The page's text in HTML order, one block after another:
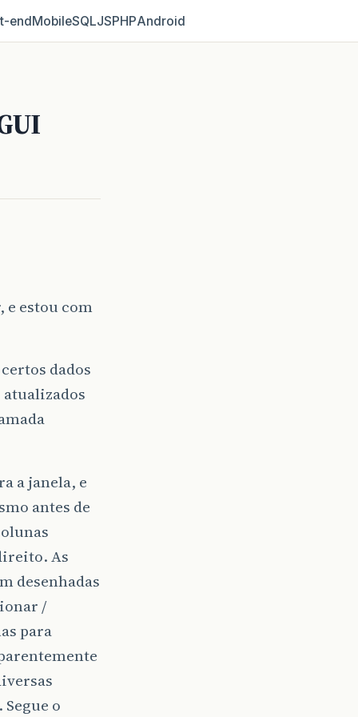
MobileSQLJSPHPAndroid
e estou com
dados
a janela, e
antes de
As
desenhadas
/
para
o